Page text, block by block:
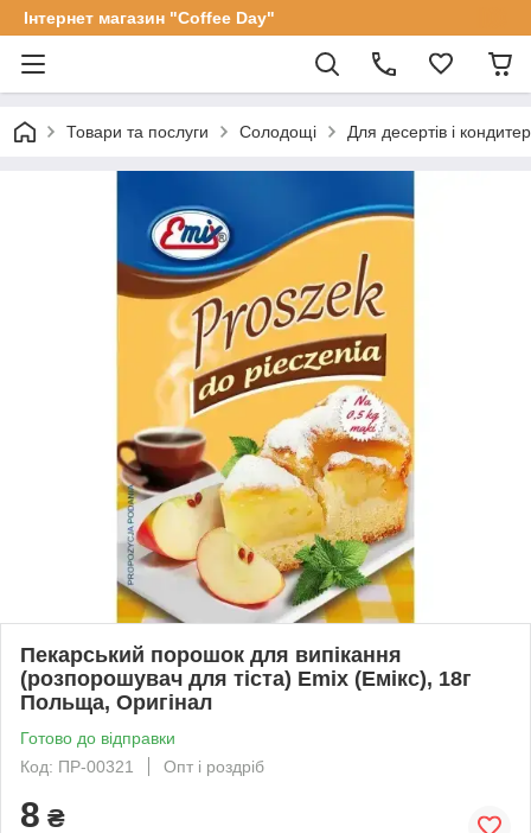
Інтернет магазин "Coffee Day"
Товари та послуги Солодощі Для десертів і
Пекарський порошок для випікання
(розпорошувач для тіста) Emix (Емікс), 18г
Польща, Оригінал
Готово до відправки
Код: ПР-00321
Опт і роздріб
8 ₴